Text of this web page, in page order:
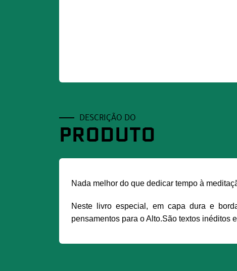
DESCRIÇÃO DO
PRODUTO
Nada melhor do que dedicar tempo à
Neste livro especial, em capa dura e
pensamentos para o Alto.São textos inéditos